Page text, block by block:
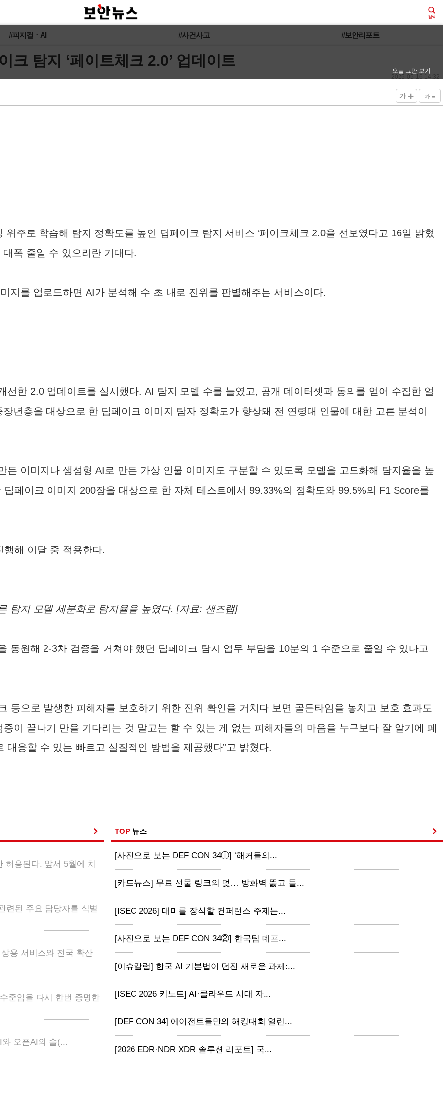
#피지컬ㆍAI #사건사고 #보안리포트
크 탐지 ‘페이트체크 2.0’ 업데이트
2025-05-16 14:32
가 + 가 -
주로 학습해 탐지 정확도를 높인 딥페이크 탐지 서비스 ‘페이크체크 2.0을 선보였다고 16일 밝혔
폭 줄일 수 있으리란 기대다.
지를 업로드하면 AI가 분석해 수 초 내로 진위를 판별해주는 서비스이다.
한 2.0 업데이트를 실시했다. AI 탐지 모델 수를 늘였고, 공개 데이터셋과 동의를 얻어 수집한 얼
년층을 대상으로 한 딥페이크 이미지 탐자 정확도가 향상돼 전 연령대 인물에 대한 고른 분석이
든 이미지나 생성형 AI로 만든 가상 인물 이미지도 구분할 수 있도록 모델을 고도화해 탐지율을 높
페이크 이미지 200장을 대상으로 한 자체 테스트에서 99.33%의 정확도와 99.5%의 F1 Score를
해 이달 중 적용한다.
탐지 모델 세분화로 탐지율을 높였다. [자료: 샌즈랩]
동원해 2-3차 검증을 거쳐야 했던 딥페이크 탐지 업무 부담을 10분의 1 수준으로 줄일 수 있다고
등으로 발생한 피해자를 보호하기 위한 진위 확인을 거치다 보면 골든타임을 놓치고 보호 효과도
이 끝나기 만을 기다리는 것 말고는 할 수 있는 게 없는 피해자들의 마음을 누구보다 잘 알기에 페
응할 수 있는 빠르고 실질적인 방법을 제공했다”고 밝혔다.
허용된다. 앞서 5월에 치
련된 주요 담당자를 식별
용 서비스와 전국 확산
준임을 다시 한번 증명한
오픈AI의 솔(...
TOP 뉴스
[사진으로 보는 DEF CON 34ⓛ] ‘해커들의...
[카드뉴스] 무료 선물 링크의 덫… 방화벽 뚫고 들...
[ISEC 2026] 대미를 장식할 컨퍼런스 주제는...
[사진으로 보는 DEF CON 34②] 한국팀 데프...
[이슈칼럼] 한국 AI 기본법이 던진 새로운 과제:...
[ISEC 2026 키노트] AI·클라우드 시대 자...
[DEF CON 34] 에이전트들만의 해킹대회 열린...
[2026 EDR·NDR·XDR 솔루션 리포트] 국...
오늘 그만 보기